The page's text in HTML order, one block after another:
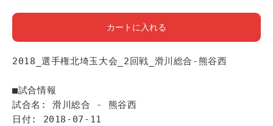
カートに入れる
2018_選手権北埼玉大会_2回戦_滑川総合-熊谷西
■試合情報
試合名: 滑川総合 - 熊谷西
日付: 2018-07-11